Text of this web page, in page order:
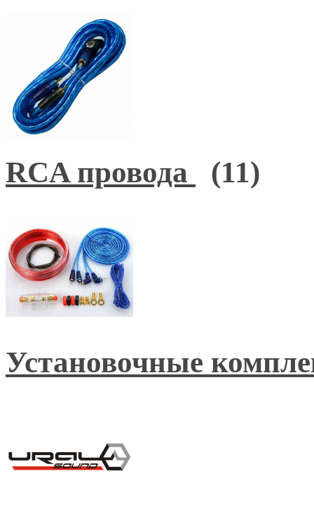
RCA провода (11)
Установочные